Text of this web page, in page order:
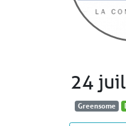
24
Greensome